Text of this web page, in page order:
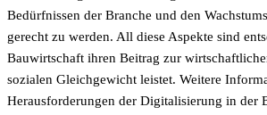
Bedürfnissen der Branche und den
gerecht zu werden. All diese Aspekte sind
Bauwirtschaft ihren Beitrag zur
sozialen Gleichgewicht leistet. Weitere
Herausforderungen der Digitalisierung in der